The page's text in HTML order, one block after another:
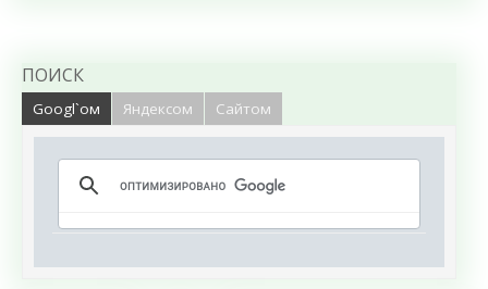
ПОИСК
Googl`ом Яндексом Сайтом